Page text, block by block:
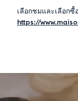
เลือกชมและเลือก
https://